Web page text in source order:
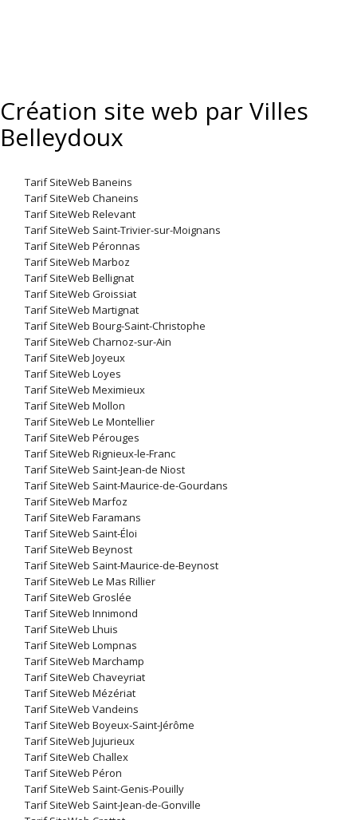
Création site web par Villes
Belleydoux
Tarif SiteWeb Baneins
Tarif SiteWeb Chaneins
Tarif SiteWeb Relevant
Tarif SiteWeb Saint-Trivier-sur-Moignans
Tarif SiteWeb Péronnas
Tarif SiteWeb Marboz
Tarif SiteWeb Bellignat
Tarif SiteWeb Groissiat
Tarif SiteWeb Martignat
Tarif SiteWeb Bourg-Saint-Christophe
Tarif SiteWeb Charnoz-sur-Ain
Tarif SiteWeb Joyeux
Tarif SiteWeb Loyes
Tarif SiteWeb Meximieux
Tarif SiteWeb Mollon
Tarif SiteWeb Le Montellier
Tarif SiteWeb Pérouges
Tarif SiteWeb Rignieux-le-Franc
Tarif SiteWeb Saint-Jean-de Niost
Tarif SiteWeb Saint-Maurice-de-Gourdans
Tarif SiteWeb Marfoz
Tarif SiteWeb Faramans
Tarif SiteWeb Saint-Éloi
Tarif SiteWeb Beynost
Tarif SiteWeb Saint-Maurice-de-Beynost
Tarif SiteWeb Le Mas Rillier
Tarif SiteWeb Groslée
Tarif SiteWeb Innimond
Tarif SiteWeb Lhuis
Tarif SiteWeb Lompnas
Tarif SiteWeb Marchamp
Tarif SiteWeb Chaveyriat
Tarif SiteWeb Mézériat
Tarif SiteWeb Vandeins
Tarif SiteWeb Boyeux-Saint-Jérôme
Tarif SiteWeb Jujurieux
Tarif SiteWeb Challex
Tarif SiteWeb Péron
Tarif SiteWeb Saint-Genis-Pouilly
Tarif SiteWeb Saint-Jean-de-Gonville